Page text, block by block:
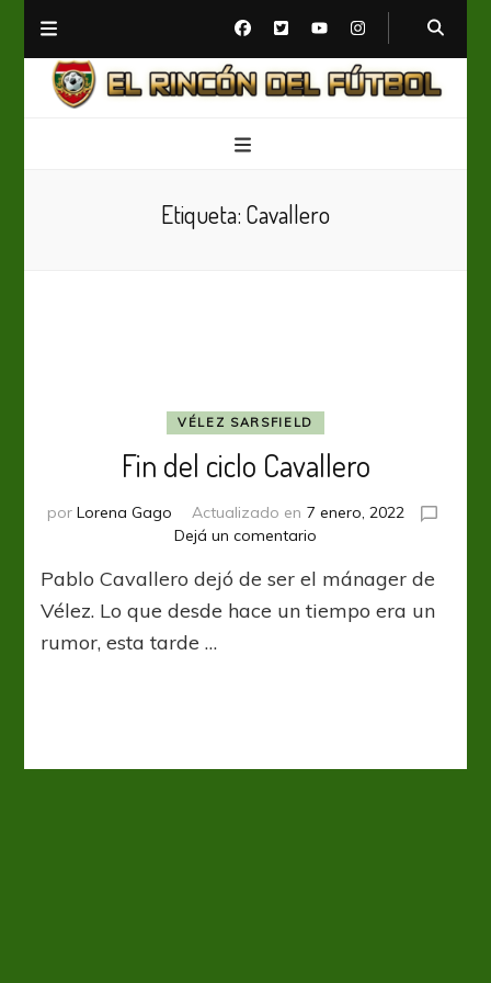
Etiqueta: Cavallero
VÉLEZ SARSFIELD
Fin del ciclo Cavallero
por Lorena Gago Actualizado en 7 enero, 2022
Dejá un comentario
del
ciclo
Cavallero
Pablo Cavallero dejó de ser el mánager de
Vélez. Lo que desde hace un tiempo era un
rumor, esta tarde …